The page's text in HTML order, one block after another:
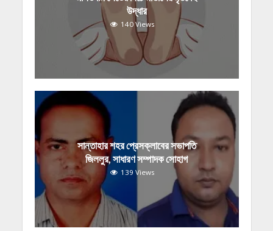
উদ্ধার
140 Views
সান্তাহার শহর প্রেসক্লাবের সভাপতি
জিললুর, সাধারণ সম্পাদক সোহাগ
139 Views